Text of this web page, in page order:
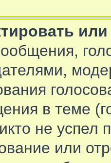
в теме
не успел
или